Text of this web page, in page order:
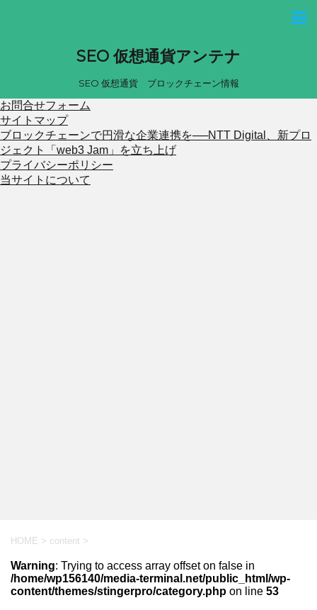
SEO 仮想通貨アンテナ
SEO 仮想通貨 ブロックチェーン情報
お問合せフォーム
サイトマップ
ブロックチェーンで円滑な企業連携を──NTT Digital、新プロ
ジェクト「web3 Jam」を立ち上げ
プライバシーポリシー
当サイトについて
HOME > content >
Warning: Trying to access array offset on false in
/home/wp156140/media-terminal.net/public_html/wp-
content/themes/stingerpro/category.php on line 53